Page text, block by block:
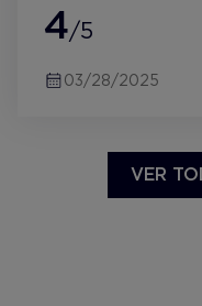
Servizio
centrale lo
4/5
03/28/2025
VER